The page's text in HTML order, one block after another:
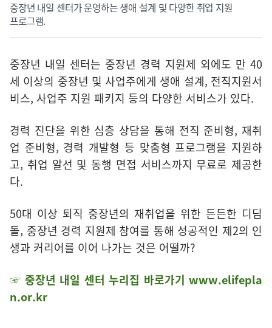
중장년 내일 센터가 운영하는 생애 설계 및 다양한 취업 지원
프로그램.
중장년 내일 센터는 중장년 경력 지원제 외에도 만 40
세 이상의 중장년 및 사업주에게 생애 설계, 전직지원서
비스, 사업주 지원 패키지 등의 다양한 서비스가 있다.
경력 진단을 위한 심층 상담을 통해 전직 준비형, 재취
업 준비형, 경력 개발형 등 맞춤형 프로그램을 지원하
고, 취업 알선 및 동행 면접 서비스까지 무료로 제공한
다.
50대 이상 퇴직 중장년의 재취업을 위한 든든한 디딤
돌, 중장년 경력 지원제 참여를 통해 성공적인 제2의 인
생과 커리어를 이어 나가는 것은 어떨까?
☞ 중장년 내일 센터 누리집 바로가기 www.elifepla
n.or.kr